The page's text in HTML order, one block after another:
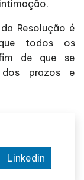
Resolução é
todos os
de que se
prazos e
Linkedin